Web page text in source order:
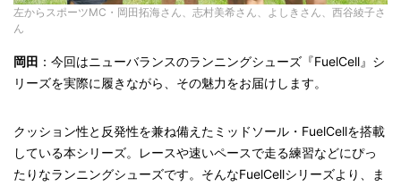
左からスポーツMC・岡田拓海さん、志村美希さん、よしきさん、西谷綾子さ
ん
岡田 ：今回はニューバランスのランニングシューズ『FuelCell』シ
リーズを実際に履きながら、その魅力をお届けします。
クッション性と反発性を兼ね備えたミッドソール・FuelCellを搭載
している本シリーズ。レースや速いペースで走る練習などにぴっ
たりなランニングシューズです。そんなFuelCellシリーズより、ま